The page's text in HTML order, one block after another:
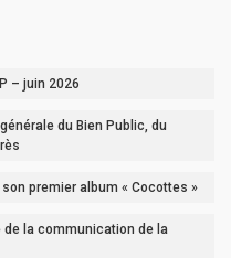
– juin 2026
du Bien Public, du
premier album « Cocottes »
de la communication de la